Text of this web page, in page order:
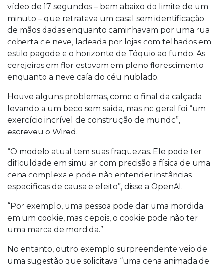
vídeo de 17 segundos – bem abaixo do limite de um
minuto – que retratava um casal sem identificação
de mãos dadas enquanto caminhavam por uma rua
coberta de neve, ladeada por lojas com telhados em
estilo pagode e o horizonte de Tóquio ao fundo. As
cerejeiras em flor estavam em pleno florescimento
enquanto a neve caía do céu nublado.
Houve alguns problemas, como o final da calçada
levando a um beco sem saída, mas no geral foi “um
exercício incrível de construção de mundo”,
escreveu o Wired.
“O modelo atual tem suas fraquezas. Ele pode ter
dificuldade em simular com precisão a física de uma
cena complexa e pode não entender instâncias
específicas de causa e efeito”, disse a OpenAI.
“Por exemplo, uma pessoa pode dar uma mordida
em um cookie, mas depois, o cookie pode não ter
uma marca de mordida.”
No entanto, outro exemplo surpreendente veio de
uma sugestão que solicitava “uma cena animada de